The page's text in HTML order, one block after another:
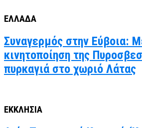
ΕΛΛΑΔΑ
Συναγερμός στην Εύβοια:
κινητοποίηση της
πυρκαγιά στο χωριό Λάτας
ΕΚΚΛΗΣΙΑ